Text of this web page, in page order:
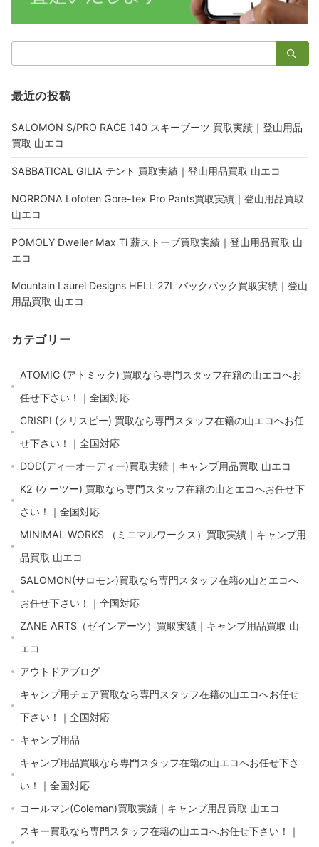
索：
最近の投稿
SALOMON S/PRO RACE 140 スキーブーツ 買取実績｜登山用品
買取 山エコ
SABBATICAL GILIA テント 買取実績｜登山用品買取 山エコ
NORRONA Lofoten Gore-tex Pro Pants買取実績｜登山用品買取
山エコ
POMOLY Dweller Max Ti 薪ストーブ買取実績｜登山用品買取 山
エコ
Mountain Laurel Designs HELL 27L バックパック買取実績｜登山
用品買取 山エコ
カテゴリー
ATOMIC (アトミック) 買取なら専門スタッフ在籍の山エコへお
任せ下さい！｜全国対応
CRISPI (クリスピー) 買取なら専門スタッフ在籍の山エコへお任
せ下さい！｜全国対応
DOD(ディーオーディー)買取実績｜キャンプ用品買取 山エコ
K2 (ケーツー) 買取なら専門スタッフ在籍の山とエコへお任せ下
さい！｜全国対応
MINIMAL WORKS （ミニマルワークス）買取実績｜キャンプ用
品買取 山エコ
SALOMON(サロモン)買取なら専門スタッフ在籍の山とエコへ
お任せ下さい！｜全国対応
ZANE ARTS（ゼインアーツ）買取実績｜キャンプ用品買取 山
エコ
アウトドアブログ
キャンプ用チェア買取なら専門スタッフ在籍の山エコへお任せ
下さい！｜全国対応
キャンプ用品
キャンプ用品買取なら専門スタッフ在籍の山エコへお任せ下さ
い！｜全国対応
コールマン(Coleman)買取実績｜キャンプ用品買取 山エコ
スキー買取なら専門スタッフ在籍の山エコへお任せ下さい！｜